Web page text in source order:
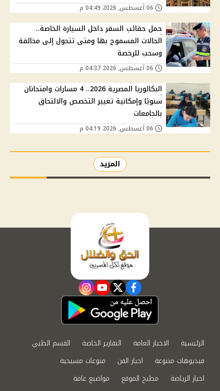
حمل حقائب السفر داخل السيارة الخاصة..
الحالات المسموح بها ومتى تتحول إلى مخالفة
وسحب للرخصة
البكالوريا المصرية 2026.. 4 مسارات وامتحانان
سنويًا وإمكانية تغيير التخصص والالتحاق
بالجامعات
المزيد
facebook
twitter
youtube
instagram
الرئيسية الاخبار العامة التقارير الخاصة
القسم الطبي
فيديوهات متنوعة
اخبار الفن
منوعات مسيحية
اخبار الرياضة
مطبخ الموقع
مواضيع عامة